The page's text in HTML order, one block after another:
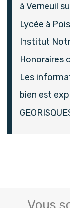
à Verneuil
Lycée à
Institut
Honoraires
Les
bien est
Vous